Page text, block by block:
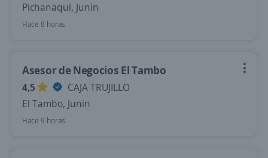
Pichanaqui, Junin
Hace 8 horas
Asesor de Negocios El Tambo
4,5
CAJA TRUJILLO
El Tambo, Junin
Hace 9 horas